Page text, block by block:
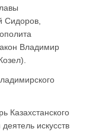
Сидоров,
Владимир
Казахстанского
искусств